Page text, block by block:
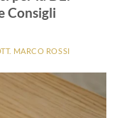
Consigli
MARCO ROSSI